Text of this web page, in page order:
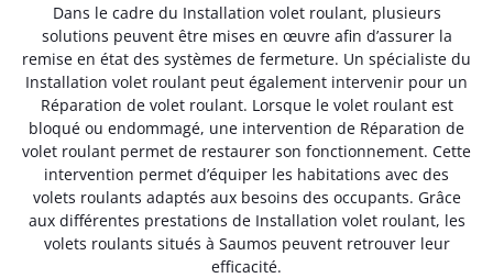
Dans le cadre du Installation volet roulant, plusieurs
solutions peuvent être mises en œuvre afin d’assurer la
remise en état des systèmes de fermeture. Un spécialiste du
Installation volet roulant peut également intervenir pour un
Réparation de volet roulant. Lorsque le volet roulant est
bloqué ou endommagé, une intervention de Réparation de
volet roulant permet de restaurer son fonctionnement. Cette
intervention permet d’équiper les habitations avec des
volets roulants adaptés aux besoins des occupants. Grâce
aux différentes prestations de Installation volet roulant, les
volets roulants situés à Saumos peuvent retrouver leur
efficacité.